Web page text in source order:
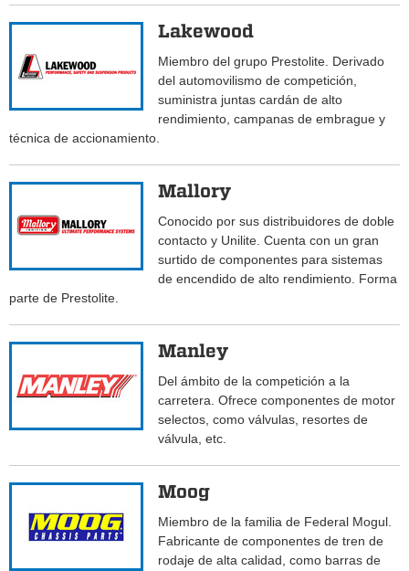
Lakewood
Miembro del grupo Prestolite. Derivado
del automovilismo de competición,
suministra juntas cardán de alto
rendimiento, campanas de embrague y
técnica de accionamiento.
Mallory
Conocido por sus distribuidores de doble
contacto y Unilite. Cuenta con un gran
surtido de componentes para sistemas
de encendido de alto rendimiento. Forma
parte de Prestolite.
Manley
Del ámbito de la competición a la
carretera. Ofrece componentes de motor
selectos, como válvulas, resortes de
válvula, etc.
Moog
Miembro de la familia de Federal Mogul.
Fabricante de componentes de tren de
rodaje de alta calidad, como barras de